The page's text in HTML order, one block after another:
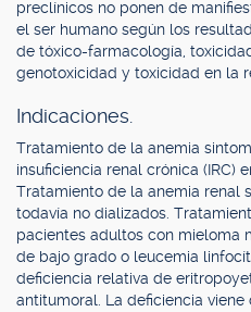
preclínicos no ponen de
el ser humano según los
de tóxico-farmacología,
genotoxicidad y toxicidad en la
Indicaciones.
Tratamiento de la anemia
insuficiencia renal crónica (IRC)
Tratamiento de la anemia renal
todavía no dializados.
pacientes adultos con mieloma
de bajo grado o leucemia
deficiencia relativa de
antitumoral. La deficiencia